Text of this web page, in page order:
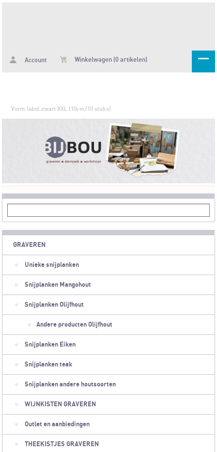
Account Winkelwagen (0 artikelen)
Vorm label zwart XXL (10cm/10 stuks)
GRAVEREN
Unieke snijplanken
Snijplanken Mangohout
Snijplanken Olijfhout
Andere producten Olijfhout
Snijplanken Eiken
Snijplanken teak
Snijplanken andere houtsoorten
WIJNKISTEN GRAVEREN
Outlet en aanbiedingen
THEEKISTJES GRAVEREN